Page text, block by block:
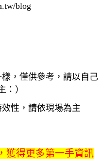
blog
，僅供參考，請以自己
：）
性，請依現場為主
獲得更多第一手資訊